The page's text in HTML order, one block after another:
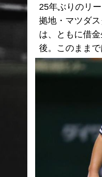
25年ぶりのリ
拠地・マツダ
は、ともに借
後。このままで